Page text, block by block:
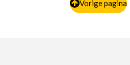
Vorige pagina